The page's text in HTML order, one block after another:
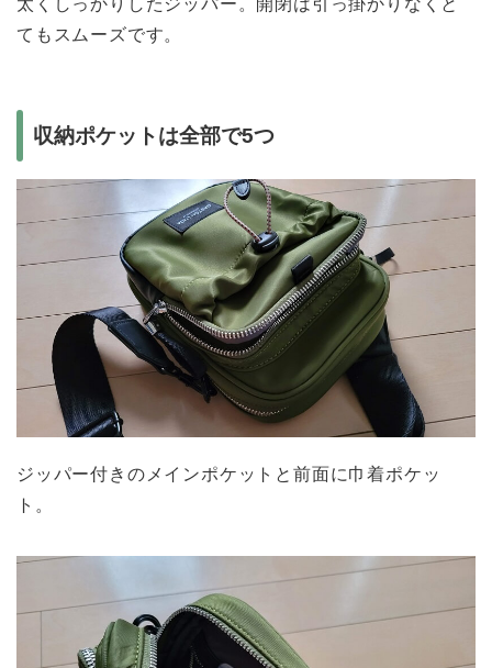
てもスムーズです。
収納ポケットは全部で5つ
ジッパー付きのメインポケットと前面に巾着ポケッ
ト。